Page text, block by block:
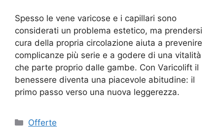
Spesso le vene varicose e i capillari sono
considerati un problema estetico, ma prendersi
cura della propria circolazione aiuta a prevenire
complicanze più serie e a godere di una vitalità
che parte proprio dalle gambe. Con Varicolift il
benessere diventa una piacevole abitudine: il
primo passo verso una nuova leggerezza.
Categorie
Offerte